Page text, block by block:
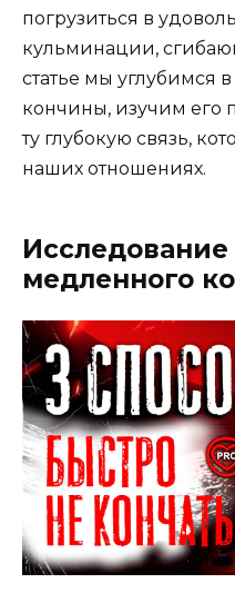
погрузиться в
кульминации,
статье мы углубимся
кончины, изучим его
ту глубокую связь,
наших отношениях.
Исследование
медленного